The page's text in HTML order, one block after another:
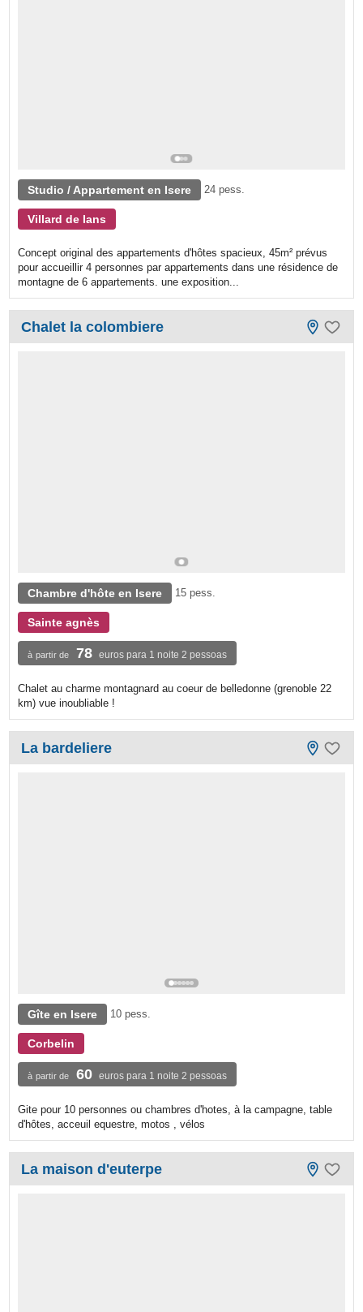
Studio / Appartement en Isere 24 pess.
Villard de lans
Concept original des appartements d'hôtes spacieux, 45m² prévus
pour accueillir 4 personnes par appartements dans une résidence de
montagne de 6 appartements. une exposition...
Chalet la colombiere
Chambre d'hôte en Isere 15 pess.
Sainte agnès
à partir de 78 euros para 1 noite 2 pessoas
Chalet au charme montagnard au coeur de belledonne (grenoble 22
km) vue inoubliable !
La bardeliere
Gîte en Isere 10 pess.
Corbelin
à partir de 60 euros para 1 noite 2 pessoas
Gite pour 10 personnes ou chambres d'hotes, à la campagne, table
d'hôtes, acceuil equestre, motos , vélos
La maison d'euterpe